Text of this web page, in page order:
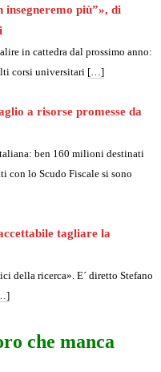
insegneremo più”», di
in cattedra dal prossimo anno:
corsi universitari […]
a risorse promesse da
ben 160 milioni destinati
con lo Scudo Fiscale si sono
tagliare la
della ricerca». E´ diretto Stefano
che manca